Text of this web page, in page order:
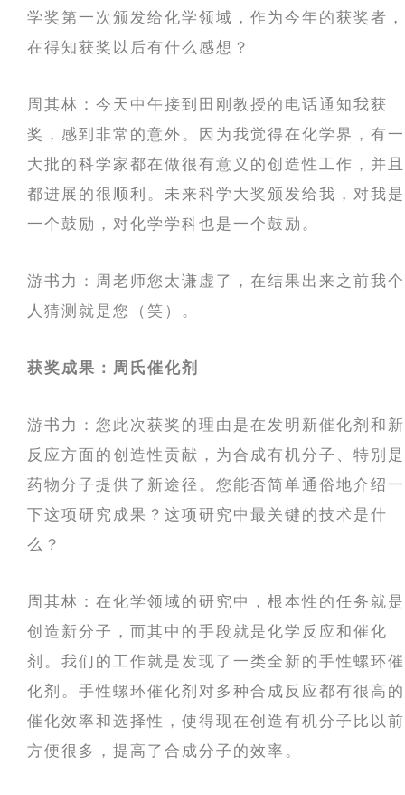
学奖第一次颁发给化学领域，作为今年的获奖者，
在得知获奖以后有什么感想？
周其林：今天中午接到田刚教授的电话通知我获
奖，感到非常的意外。因为我觉得在化学界，有一
大批的科学家都在做很有意义的创造性工作，并且
都进展的很顺利。未来科学大奖颁发给我，对我是
一个鼓励，对化学学科也是一个鼓励。
游书力：周老师您太谦虚了，在结果出来之前我个
人猜测就是您（笑）。
获奖成果：周氏催化剂
游书力：您此次获奖的理由是在发明新催化剂和新
反应方面的创造性贡献，为合成有机分子、特别是
药物分子提供了新途径。您能否简单通俗地介绍一
下这项研究成果？这项研究中最关键的技术是什
么？
周其林：在化学领域的研究中，根本性的任务就是
创造新分子，而其中的手段就是化学反应和催化
剂。我们的工作就是发现了一类全新的手性螺环催
化剂。手性螺环催化剂对多种合成反应都有很高的
催化效率和选择性，使得现在创造有机分子比以前
方便很多，提高了合成分子的效率。